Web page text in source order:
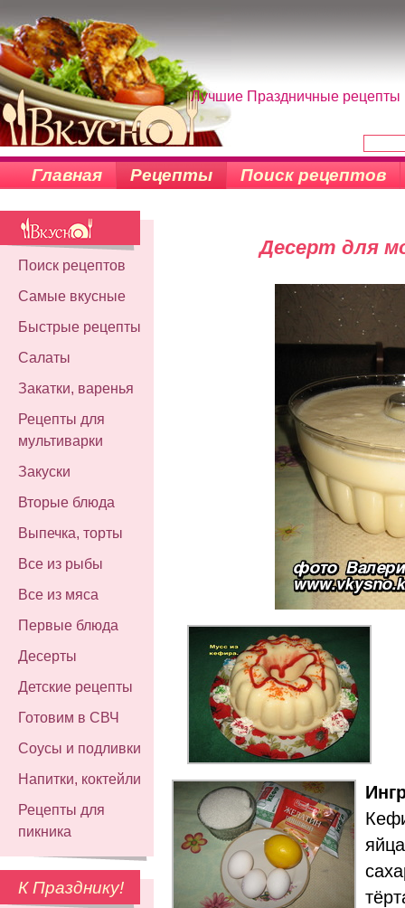
Лучшие Праздничные рецепты
Главная Рецепты Поиск рецептов
Поиск рецептов
Самые вкусные
Быстрые рецепты
Салаты
Закатки, варенья
Рецепты для
мультиварки
Закуски
Вторые блюда
Выпечка, торты
Все из рыбы
Все из мяса
Первые блюда
Десерты
Детские рецепты
Готовим в СВЧ
Соусы и подливки
Напитки, коктейли
Рецепты для
пикника
К Празднику!
Десерт для